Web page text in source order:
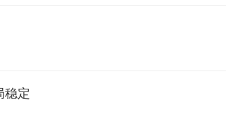
稳定